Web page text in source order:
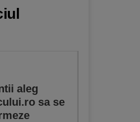
aleg
sa se